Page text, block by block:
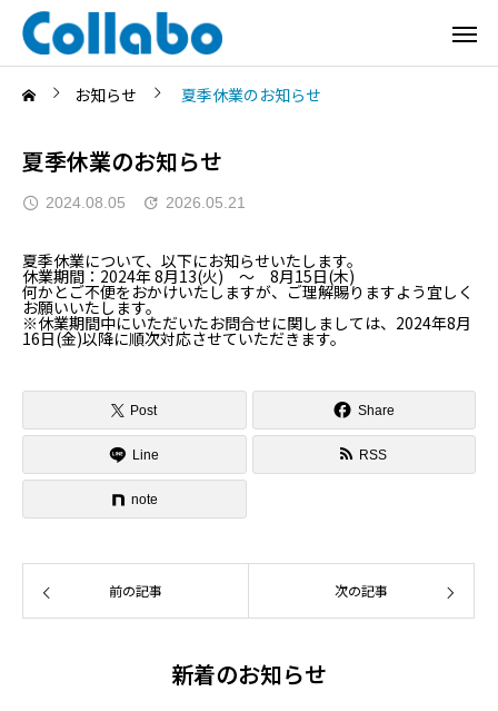
お知らせ 夏季休業のお知らせ
夏季休業のお知らせ
2024.08.05 2026.05.21
夏季休業について、以下にお知らせいたします。
休業期間：2024年 8月13(火) ～ 8月15日(木)
何かとご不便をおかけいたしますが、ご理解賜りますよう宜しく
お願いいたします。
※休業期間中にいただいたお問合せに関しましては、2024年8月
16日(金)以降に順次対応させていただきます。
Post Share
Line RSS
note
前の記事 次の記事
新着のお知らせ